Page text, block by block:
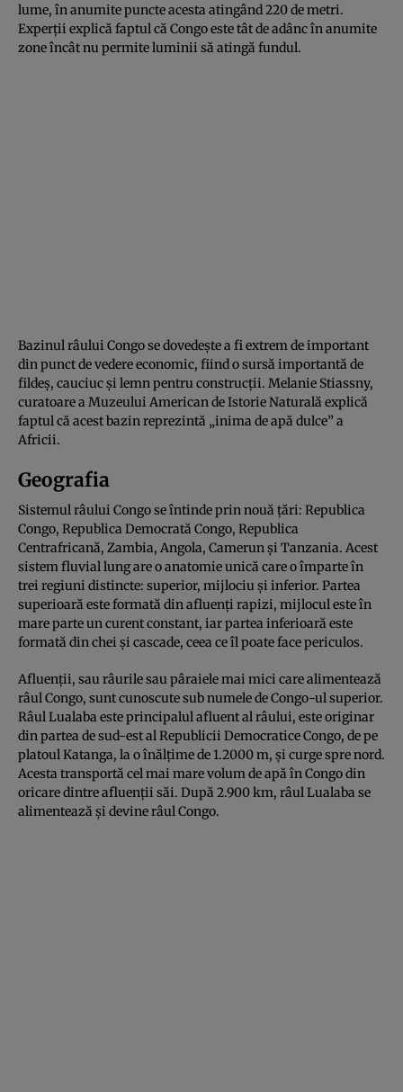
lume, în anumite puncte acesta atingând 220 de metri.
Experții explică faptul că Congo este tât de adânc în anumite
zone încât nu permite luminii să atingă fundul.
Bazinul râului Congo se dovedește a fi extrem de important
din punct de vedere economic, fiind o sursă importantă de
fildeș, cauciuc și lemn pentru construcții. Melanie Stiassny,
curatoare a Muzeului American de Istorie Naturală explică
faptul că acest bazin reprezintă „inima de apă dulce” a
Africii.
Geografia
Sistemul râului Congo se întinde prin nouă țări: Republica
Congo, Republica Democrată Congo, Republica
Centrafricană, Zambia, Angola, Camerun și Tanzania. Acest
sistem fluvial lung are o anatomie unică care o împarte în
trei regiuni distincte: superior, mijlociu și inferior. Partea
superioară este formată din afluenți rapizi, mijlocul este în
mare parte un curent constant, iar partea inferioară este
formată din chei și cascade, ceea ce îl poate face periculos.
Afluenții, sau râurile sau pâraiele mai mici care alimentează
râul Congo, sunt cunoscute sub numele de Congo-ul superior.
Râul Lualaba este principalul afluent al râului, este originar
din partea de sud-est al Republicii Democratice Congo, de pe
platoul Katanga, la o înălțime de 1.2000 m, și curge spre nord.
Acesta transportă cel mai mare volum de apă în Congo din
oricare dintre afluenții săi. După 2.900 km, râul Lualaba se
alimentează și devine râul Congo.